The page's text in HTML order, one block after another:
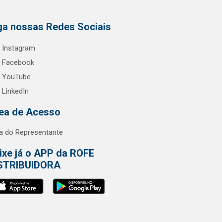
nossas Redes Sociais
Instagram
Facebook
YouTube
LinkedIn
de Acesso
do Representante
já o APP da ROFE